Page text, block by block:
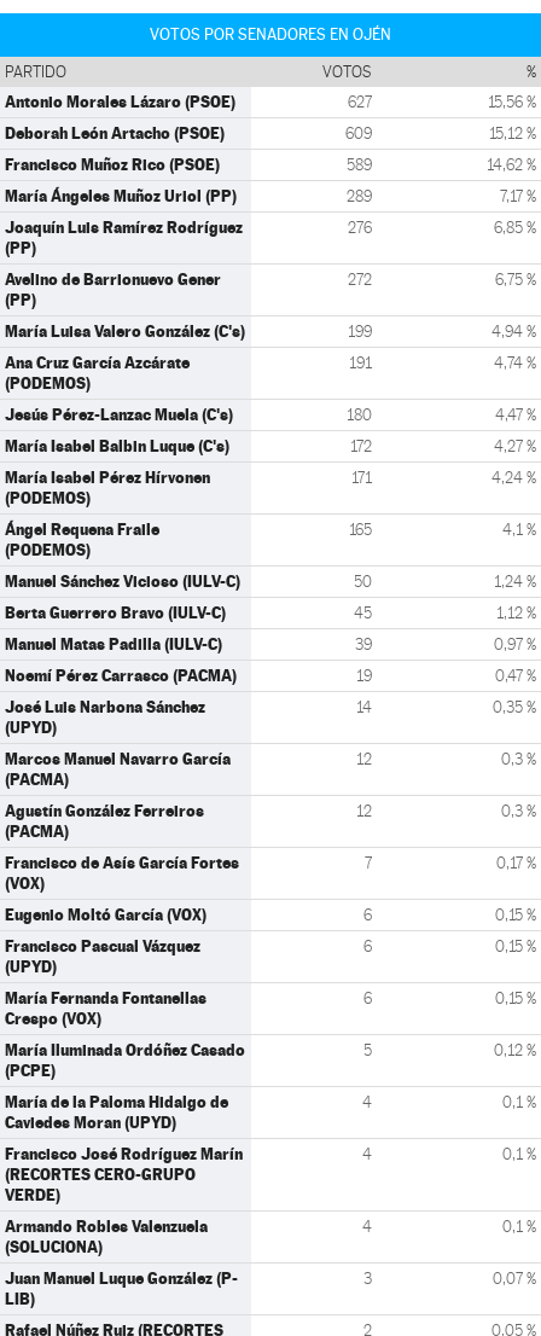
VOTOS POR SENADORES EN OJÉN
PARTIDO VOTOS %
Antonio Morales Lázaro (PSOE) 627 15,56 %
Deborah León Artacho (PSOE) 609 15,12 %
Francisco Muñoz Rico (PSOE) 589 14,62 %
María Ángeles Muñoz Uriol (PP) 289 7,17 %
Joaquín Luis Ramírez Rodríguez
(PP)
276 6,85 %
Avelino de Barrionuevo Gener
(PP)
272 6,75 %
María Luisa Valero González (C's) 199 4,94 %
Ana Cruz García Azcárate
(PODEMOS)
191 4,74 %
Jesús Pérez-Lanzac Muela (C's) 180 4,47 %
María Isabel Balbin Luque (C's) 172 4,27 %
María Isabel Pérez Hírvonen
(PODEMOS)
171 4,24 %
Ángel Requena Fraile
(PODEMOS)
165 4,1 %
Manuel Sánchez Vicioso (IULV-C) 50 1,24 %
Berta Guerrero Bravo (IULV-C) 45 1,12 %
Manuel Matas Padilla (IULV-C) 39 0,97 %
Noemí Pérez Carrasco (PACMA) 19 0,47 %
José Luis Narbona Sánchez
(UPYD)
14 0,35 %
Marcos Manuel Navarro García
(PACMA)
12 0,3 %
Agustín González Ferreiros
(PACMA)
12 0,3 %
Francisco de Asís García Fortes
(VOX)
7 0,17 %
Eugenio Moltó García (VOX) 6 0,15 %
Francisco Pascual Vázquez
(UPYD)
6 0,15 %
María Fernanda Fontanellas
Crespo (VOX)
6 0,15 %
María Iluminada Ordóñez Casado
(PCPE)
5 0,12 %
María de la Paloma Hidalgo de
Caviedes Moran (UPYD)
4 0,1 %
Francisco José Rodríguez Marín
(RECORTES CERO-GRUPO
VERDE)
4 0,1 %
Armando Robles Valenzuela
(SOLUCIONA)
4 0,1 %
Juan Manuel Luque González (P-
LIB)
3 0,07 %
Rafael Núñez Ruiz (RECORTES
2 0,05 %